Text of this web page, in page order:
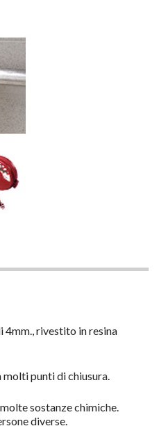
4mm., rivestito in resina
punti di chiusura.
sostanze chimiche.
diverse.